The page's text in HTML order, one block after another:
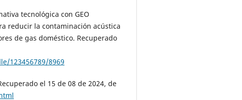
tecnológica con GEO
reducir la contaminación acústica
de gas doméstico. Recuperado
123456789/8969
el 15 de 08 de 2024, de